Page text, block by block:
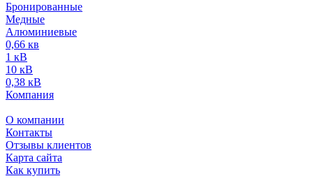
Бронированные
Медные
Алюминиевые
0,66 кв
1 кВ
10 кВ
0,38 кВ
Компания
О компании
Контакты
Отзывы клиентов
Карта сайта
Как купить